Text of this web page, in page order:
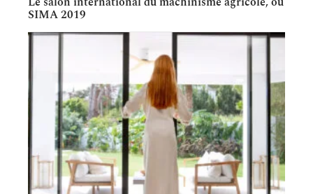
SIMA 2019